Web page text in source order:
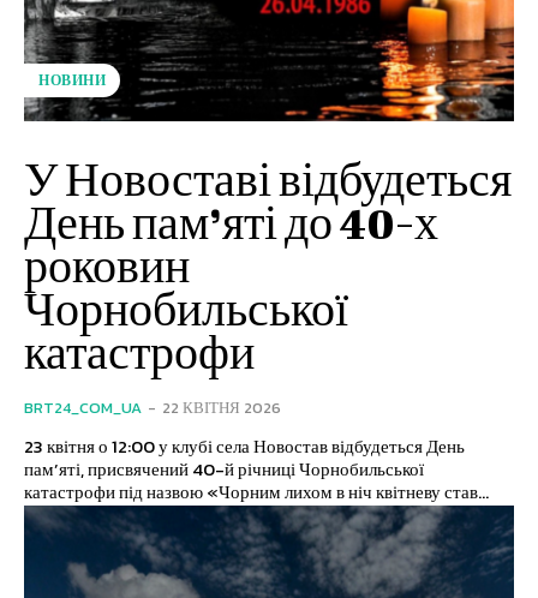
НОВИНИ
У Новоставі відбудеться
День пам’яті до 40-х
роковин
Чорнобильської
катастрофи
BRT24_COM_UA - 22 КВІТНЯ 2026
23 квітня о 12:00 у клубі села Новостав відбудеться День
пам’яті, присвячений 40-й річниці Чорнобильської
катастрофи під назвою «Чорним лихом в ніч квітневу став...